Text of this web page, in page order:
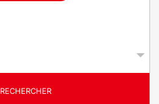
RECHERCHER